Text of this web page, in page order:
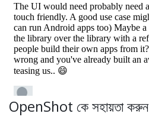
OpenShot কে সহায়তা করুন